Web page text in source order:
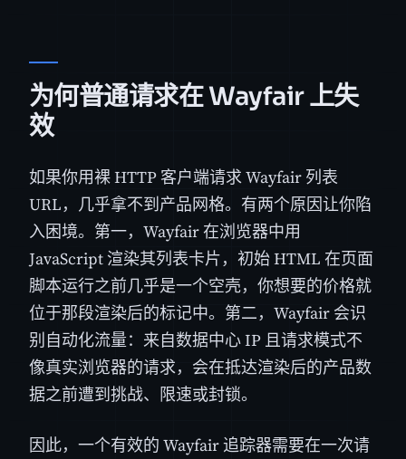
为何普通请求在 Wayfair 上失
效
如果你用裸 HTTP 客户端请求 Wayfair 列表
URL，几乎拿不到产品网格。有两个原因让你陷
入困境。第一，Wayfair 在浏览器中用
JavaScript 渲染其列表卡片，初始 HTML 在页面
脚本运行之前几乎是一个空壳，你想要的价格就
位于那段渲染后的标记中。第二，Wayfair 会识
别自动化流量：来自数据中心 IP 且请求模式不
像真实浏览器的请求，会在抵达渲染后的产品数
据之前遭到挑战、限速或封锁。
因此，一个有效的 Wayfair 追踪器需要在一次请